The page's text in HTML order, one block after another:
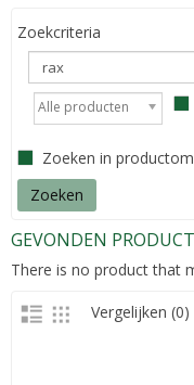
Zoekcriteria
Alle producten
Zoeken in
GEVONDEN
There is no product that
Vergelijken (0)